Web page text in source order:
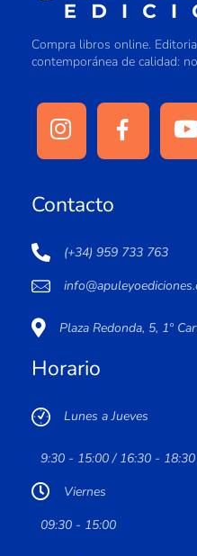
Compra libros online.
contemporánea de calidad:
Contacto
(+34) 959 733 763
Plaza Redonda, 5, 1º
Horario
Lunes a Jueves
9:30 - 15:00 / 16:30 - 18:30
Viernes
09:30 - 15:00